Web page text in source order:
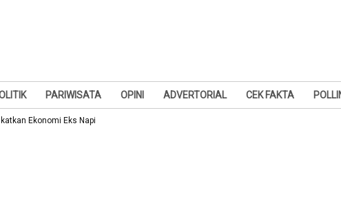
PARIWISATA OPINI ADVERTORIAL CEK FAKTA
Ekonomi Eks Napi